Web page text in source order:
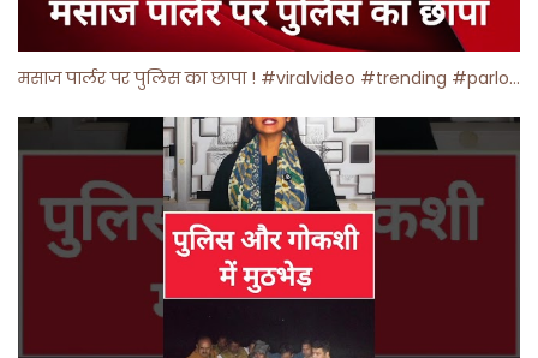
मसाज पार्लर पर पुलिस का छापा ! #viralvideo #trending #parlour